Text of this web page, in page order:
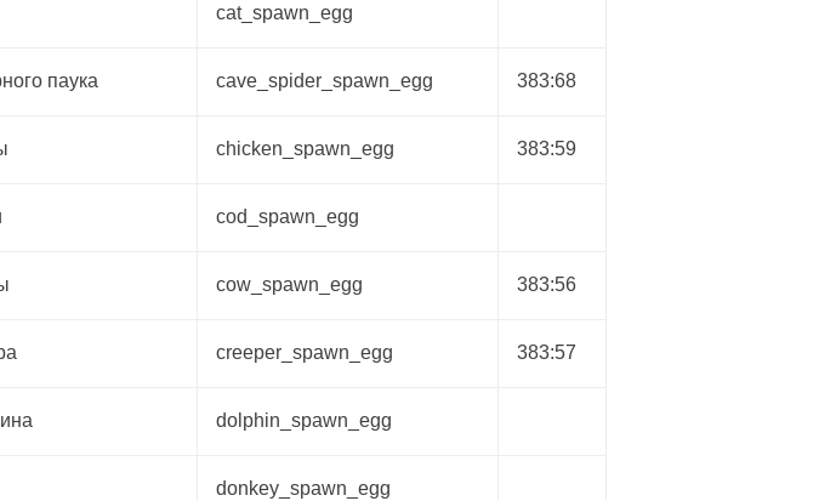
cat_spawn_egg
паука cave_spider_spawn_egg 383:68
chicken_spawn_egg 383:59
cod_spawn_egg
cow_spawn_egg 383:56
creeper_spawn_egg 383:57
dolphin_spawn_egg
donkey_spawn_egg